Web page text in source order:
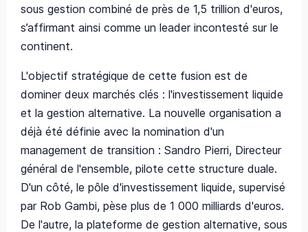
sous gestion combiné de près de 1,5 trillion d'euros,
s’affirmant ainsi comme un leader incontesté sur le
continent.
L'objectif stratégique de cette fusion est de
dominer deux marchés clés : l'investissement liquide
et la gestion alternative. La nouvelle organisation a
déjà été définie avec la nomination d'un
management de transition : Sandro Pierri, Directeur
général de l'ensemble, pilote cette structure duale.
D'un côté, le pôle d'investissement liquide, supervisé
par Rob Gambi, pèse plus de 1 000 milliards d'euros.
De l'autre, la plateforme de gestion alternative, sous